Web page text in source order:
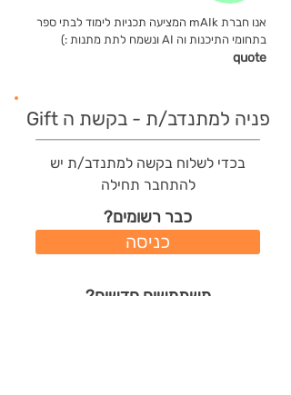
אנו חברת mAIk המציעה תכניות לימוד לבתי ספר
בתחומי התיכנות וה AI ונשמח לתת מתנות :)
quote
פניה למתנדב/ת - בקשת ה Gift
בכדי לשלוח בקשה למתנדב/ת יש
להתחבר תחילה
כבר רשומים?
כניסה
משתמשים חדשים?